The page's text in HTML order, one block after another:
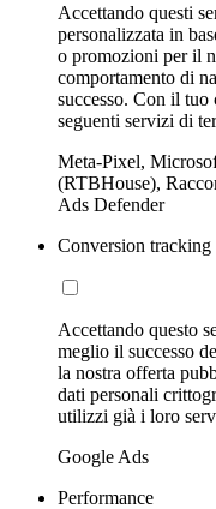
Accettando questi
personalizzata in
o promozioni per il
comportamento di
successo. Con il tuo
seguenti servizi di
Meta-Pixel,
(RTBHouse),
Ads Defender
Conversion tracking
Accettando questo
meglio il successo
la nostra offerta
dati personali
utilizzi già i loro
Google Ads
Performance